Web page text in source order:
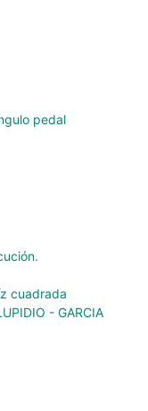
pedal
cuadrada
- GARCIA